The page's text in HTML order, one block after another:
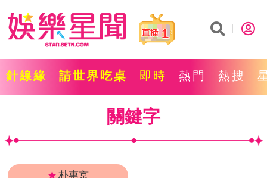
1
針線緣 請世界吃桌 即時 熱門 熱搜
關鍵字
★朴惠京